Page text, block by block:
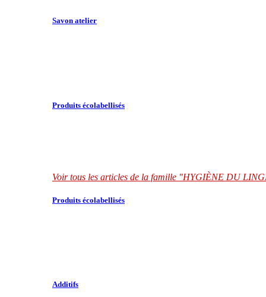
Savon atelier
Produits écolabellisés
Voir tous les articles de la famille "HYGIÈNE DU
Produits écolabellisés
Additifs